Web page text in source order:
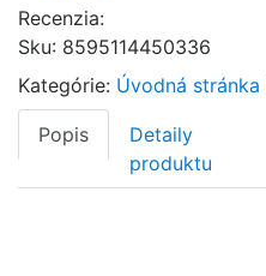
Recenzia:
Sku: 8595114450336
Kategórie: Úvodná stránka
Popis
Detaily
produktu